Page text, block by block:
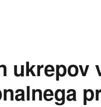
ukrepov